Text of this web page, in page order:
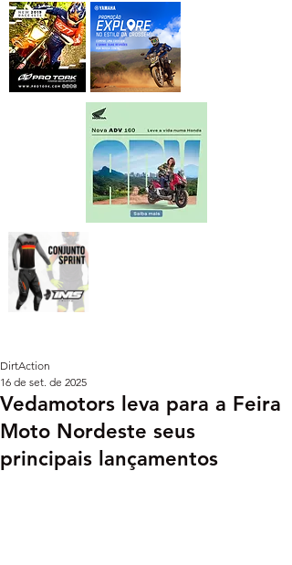
Vedamotors leva para a Feira
Moto Nordeste seus
principais lançamentos
DirtAction
16 de set. de 2025